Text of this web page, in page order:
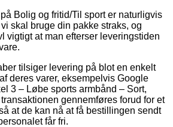
Bolig og fritid/Til sport er naturligvis
skal bruge din pakke straks, og
vigtigt at man efterser leveringstiden
tilsiger levering på blot en enkelt
deres varer, eksempelvis Google
3 – Løbe sports armbånd – Sort,
gennemføres forud for et
at de kan nå at få bestillingen sendt
får fri.